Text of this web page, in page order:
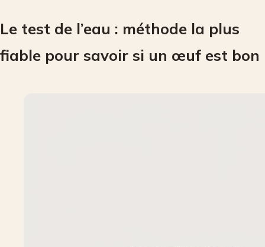
Le test de l’eau : méthode la plus
fiable pour savoir si un œuf est bon